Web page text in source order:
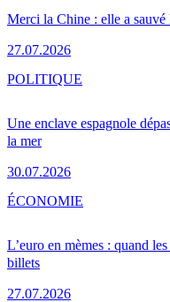
Merci la Chine : elle a sauvé
27.07.2026
Une enclave espagnole
la mer
30.07.2026
POLITIQUE
L’euro en mèmes : quand
billets
27.07.2026
ÉCONOMIE